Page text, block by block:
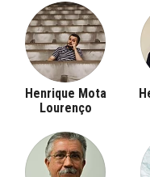
Henrique Mota
Lourenço